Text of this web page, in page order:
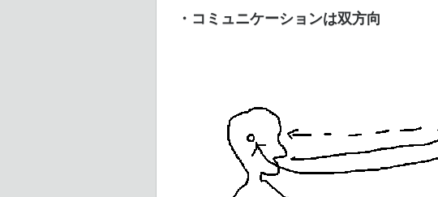
・コミュニケーションは双方向